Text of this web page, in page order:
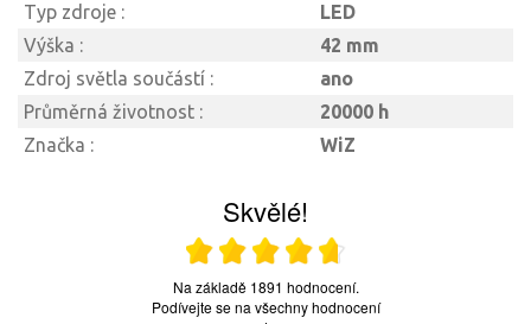
Typ zdroje :
LED
Výška :
42 mm
Zdroj světla součástí :
ano
Průměrná životnost :
20000 h
Značka :
WiZ